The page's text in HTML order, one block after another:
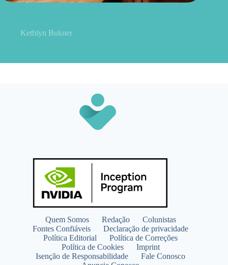
Kethlyn Bukner
Quem Somos Redação
Colunistas
Fontes Confiáveis
Declaração de privacidade
Política Editorial
Política de Correções
Política de Cookies
Imprint
Isenção de Responsabilidade
Fale Conosco